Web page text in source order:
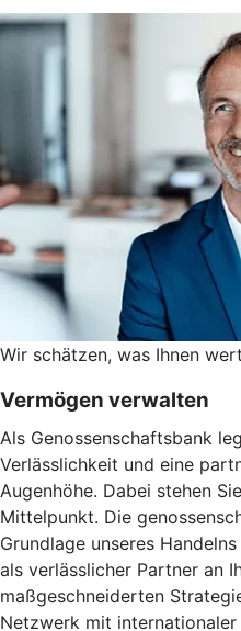
Wir schätzen, was Ihnen
Vermögen verwalten
Als Genossenschaftsbank
Verlässlichkeit und eine
Augenhöhe. Dabei stehen
Mittelpunkt. Die
Grundlage unseres
als verlässlicher Partner an
maßgeschneiderten
Netzwerk mit